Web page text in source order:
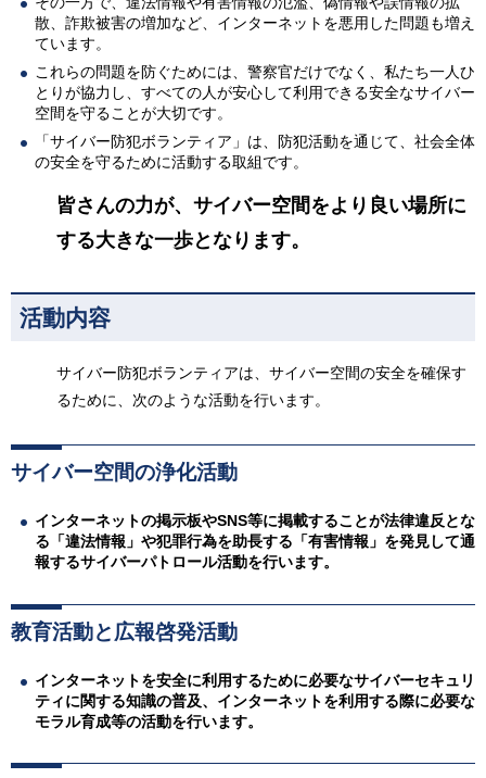
散、詐欺被害の増加など、インターネットを悪用した問題も増え
ています。
これらの問題を防ぐためには、警察官だけでなく、私たち一人ひ
とりが協力し、すべての人が安心して利用できる安全なサイバー
空間を守ることが大切です。
「サイバー防犯ボランティア」は、防犯活動を通じて、社会全体
の安全を守るために活動する取組です。
皆さんの力が、サイバー空間をより良い場所に
する大きな一歩となります。
活動内容
サイバー防犯ボランティアは、サイバー空間の安全を確保す
るために、次のような活動を行います。
サイバー空間の浄化活動
インターネットの掲示板やSNS等に掲載することが法律違反とな
る「違法情報」や犯罪行為を助長する「有害情報」を発見して通
報するサイバーパトロール活動を行います。
教育活動と広報啓発活動
インターネットを安全に利用するために必要なサイバーセキュリ
ティに関する知識の普及、インターネットを利用する際に必要な
モラル育成等の活動を行います。